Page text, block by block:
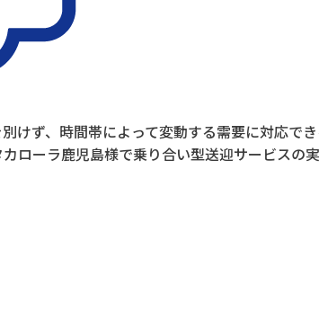
けず、時間帯によって変動する需要に対応で
ローラ鹿児島様で乗り合い型送迎サービス